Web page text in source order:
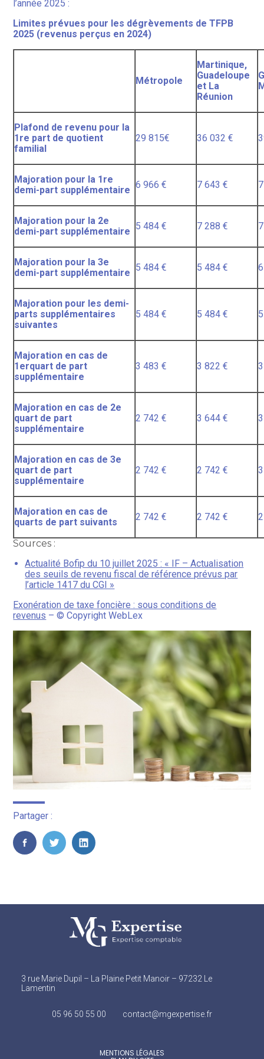
l’année 2025 :
Limites prévues pour les dégrèvements de TFPB
2025 (revenus perçus en 2024)
Métropole
Martinique,
Guadeloupe
et La
Réunion
Plafond de revenu pour la
1re part de quotient
familial
29 815€ 36 032 €
Majoration pour la 1re
demi-part supplémentaire 6 966 € 7 643 €
Majoration pour la 2e
demi-part supplémentaire 5 484 € 7 288 €
Majoration pour la 3e
demi-part supplémentaire 5 484 € 5 484 €
Majoration pour les demi-
parts supplémentaires
suivantes
5 484 € 5 484 €
Majoration en cas de
1erquart de part
supplémentaire
3 483 € 3 822 €
Majoration en cas de 2e
quart de part
supplémentaire
2 742 € 3 644 €
Majoration en cas de 3e
quart de part
supplémentaire
2 742 € 2 742 €
Majoration en cas de
quarts de part suivants
2 742 € 2 742 €
Sources :
Actualité Bofip du 10 juillet 2025 : « IF – Actualisation
des seuils de revenu fiscal de référence prévus par
l’article 1417 du CGI »
Exonération de taxe foncière : sous conditions de
revenus – © Copyright WebLex
Partager :
FaceBook
TwitterLinkedIn
Principale
3 rue Marie Dupil – La Plaine Petit Manoir – 97232 Le
Lamentin
05 96 50 55 00 contact@mgexpertise.fr
MENTIONS LÉGALES